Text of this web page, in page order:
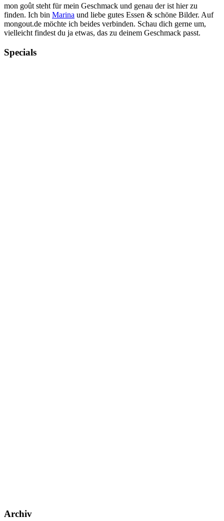
mon goût steht für mein Geschmack und genau der ist hier zu
finden. Ich bin Marina und liebe gutes Essen & schöne Bilder. Auf
mongout.de möchte ich beides verbinden. Schau dich gerne um,
vielleicht findest du ja etwas, das zu deinem Geschmack passt.
Specials
Archiv